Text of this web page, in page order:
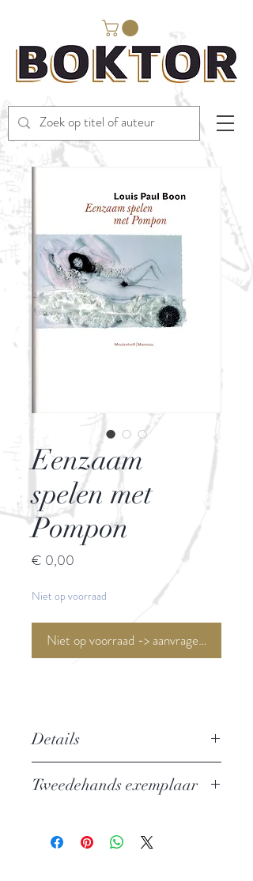
Eenzaam
spelen met
Pompon
€ 0,00
Niet op voorraad
Niet op voorraad -> aanvragen <-
Details
Martine Cuyt
ISBN: 9789085420408
Tweedehands exemplaar